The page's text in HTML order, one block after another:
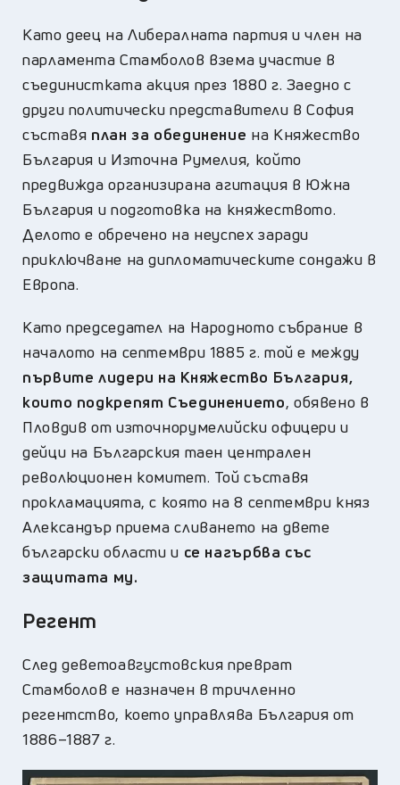
Като деец на Либералната партия и член на
парламента Стамболов взема участие в
съединистката акция през 1880 г. Заедно с
други политически представители в София
съставя план за обединение на Княжество
България и Източна Румелия, който
предвижда организирана агитация в Южна
България и подготовка на княжеството.
Делото е обречено на неуспех заради
приключване на дипломатическите сондажи в
Европа.
Като председател на Народното събрание в
началото на септември 1885 г. той е между
първите лидери на Княжество България,
които подкрепят Съединението, обявено в
Пловдив от източнорумелийски офицери и
дейци на Българския таен централен
революционен комитет. Той съставя
прокламацията, с която на 8 септември княз
Александър приема сливането на двете
български области и се нагърбва със
защитата му.
Регент
След деветоавгустовския преврат
Стамболов е назначен в тричленно
регентство, което управлява България от
1886–1887 г.